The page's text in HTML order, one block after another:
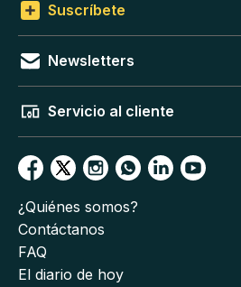
Suscríbete
Newsletters
Servicio al cliente
¿Quiénes somos?
Contáctanos
FAQ
El diario de hoy